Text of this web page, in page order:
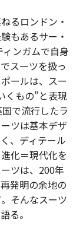
るロンドン・
もあるサー・
ンガムで自身
スーツを扱っ
ールは、スー
くもの”と表現
で流行したラ
ツは基本デザ
、ディテール
化＝現代化を
ツは、200年
発明の余地の
そんなスーツ
る。